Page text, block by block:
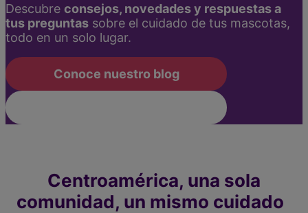
Descubre consejos, novedades y respuestas a
tus preguntas sobre el cuidado de tus mascotas,
todo en un solo lugar.
Conoce nuestro blog
Centroamérica, una sola
comunidad, un mismo cuidado